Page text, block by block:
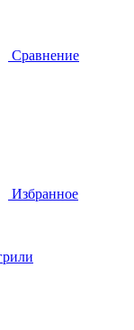
Сравнение
Избранное